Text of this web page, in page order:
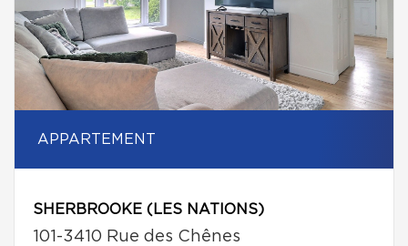
APPARTEMENT
SHERBROOKE (LES NATIONS)
101-3410 Rue des Chênes